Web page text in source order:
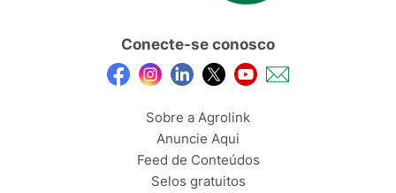
Conecte-se conosco
Sobre a Agrolink
Anuncie Aqui
Feed de Conteúdos
Selos gratuitos